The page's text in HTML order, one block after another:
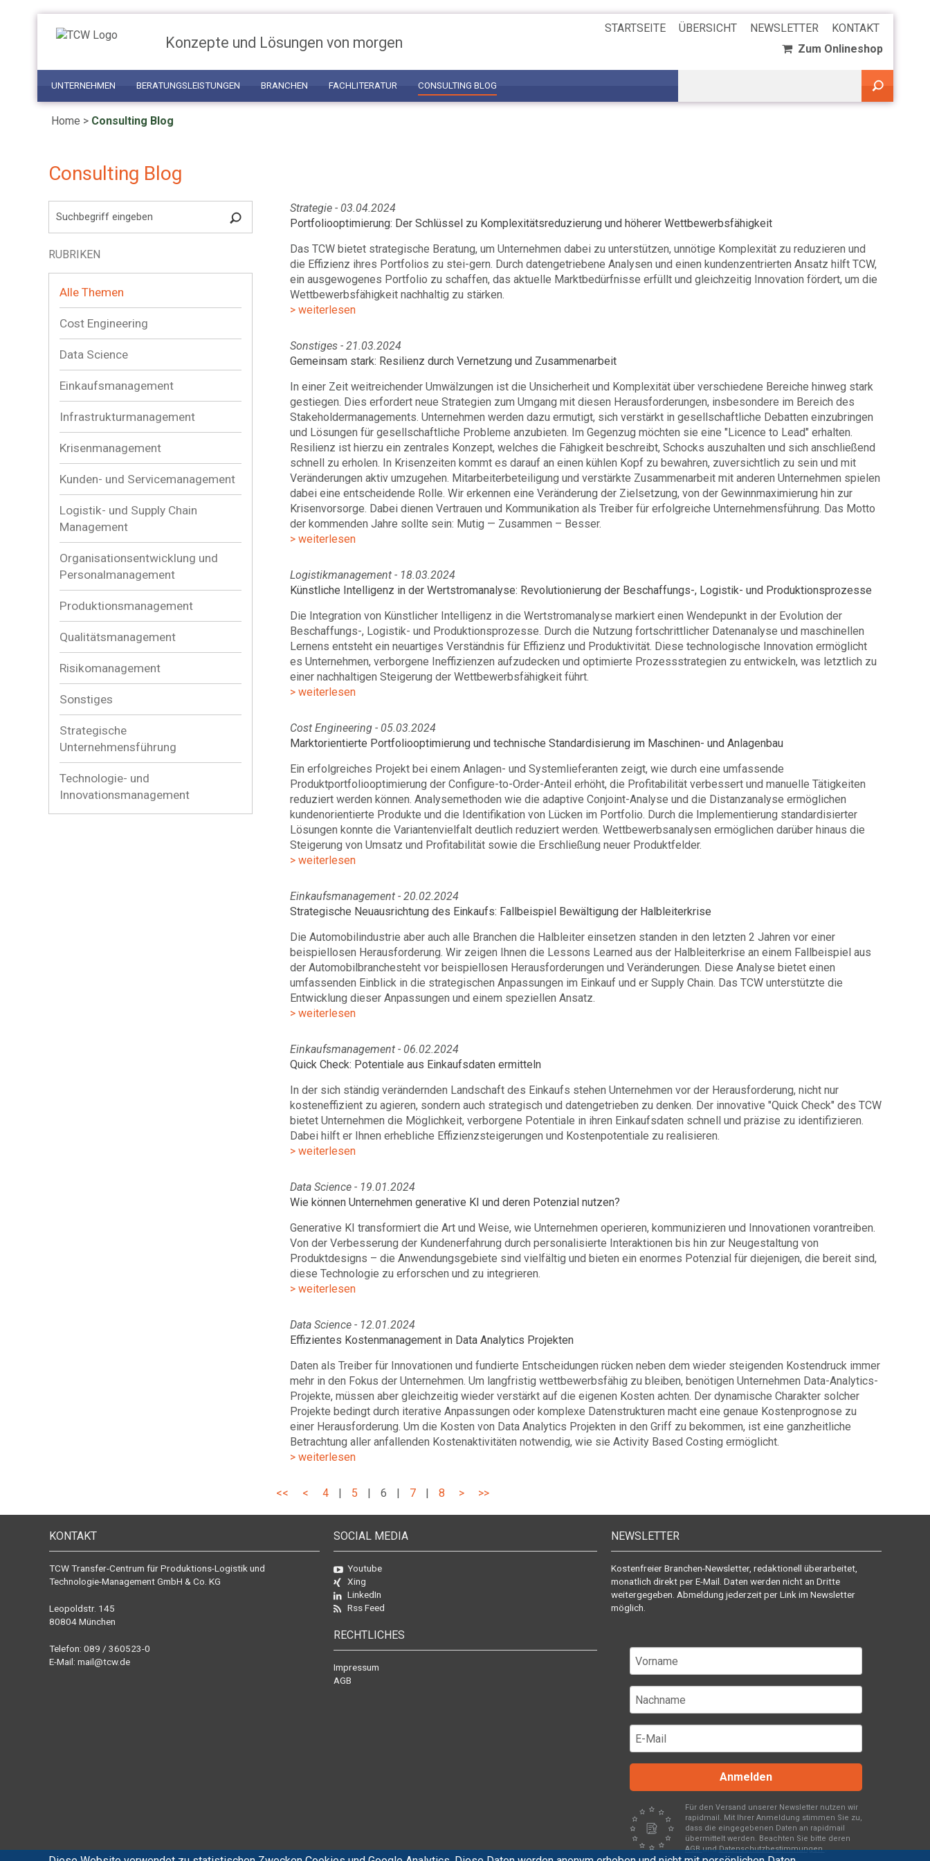
UNTERNEHMEN BERATUNGSLEISTUNGEN BRANCHEN FACHLITERATUR CONSULTING BLOG
Konzepte und Lösungen von morgen
STARTSEITE ÜBERSICHT NEWSLETTER
KONTAKT
Zum Onlineshop
Home > Consulting Blog
Consulting Blog
RUBRIKEN
Alle Themen
Cost Engineering
Data Science
Einkaufsmanagement
Infrastrukturmanagement
Krisenmanagement
Kunden- und Servicemanagement
Logistik- und Supply Chain
Management
Organisationsentwicklung und
Personalmanagement
Produktionsmanagement
Qualitätsmanagement
Risikomanagement
Sonstiges
Strategische
Unternehmensführung
Technologie- und
Innovationsmanagement
Strategie - 03.04.2024
Portfoliooptimierung: Der Schlüssel zu Komplexitätsreduzierung und höherer Wettbewerbsfähigkeit
Das TCW bietet strategische Beratung, um Unternehmen dabei zu unterstützen, unnötige Komplexität zu reduzieren und
die Effizienz ihres Portfolios zu stei-gern. Durch datengetriebene Analysen und einen kundenzentrierten Ansatz hilft TCW,
ein ausgewogenes Portfolio zu schaffen, das aktuelle Marktbedürfnisse erfüllt und gleichzeitig Innovation fördert, um die
Wettbewerbsfähigkeit nachhaltig zu stärken.
> weiterlesen
Sonstiges - 21.03.2024
Gemeinsam stark: Resilienz durch Vernetzung und Zusammenarbeit
In einer Zeit weitreichender Umwälzungen ist die Unsicherheit und Komplexität über verschiedene Bereiche hinweg stark
gestiegen. Dies erfordert neue Strategien zum Umgang mit diesen Herausforderungen, insbesondere im Bereich des
Stakeholdermanagements. Unternehmen werden dazu ermutigt, sich verstärkt in gesellschaftliche Debatten einzubringen
und Lösungen für gesellschaftliche Probleme anzubieten. Im Gegenzug möchten sie eine "Licence to Lead" erhalten.
Resilienz ist hierzu ein zentrales Konzept, welches die Fähigkeit beschreibt, Schocks auszuhalten und sich anschließend
schnell zu erholen. In Krisenzeiten kommt es darauf an einen kühlen Kopf zu bewahren, zuversichtlich zu sein und mit
Veränderungen aktiv umzugehen. Mitarbeiterbeteiligung und verstärkte Zusammenarbeit mit anderen Unternehmen spielen
dabei eine entscheidende Rolle. Wir erkennen eine Veränderung der Zielsetzung, von der Gewinnmaximierung hin zur
Krisenvorsorge. Dabei dienen Vertrauen und Kommunikation als Treiber für erfolgreiche Unternehmensführung. Das Motto
der kommenden Jahre sollte sein: Mutig — Zusammen – Besser.
> weiterlesen
Logistikmanagement - 18.03.2024
Künstliche Intelligenz in der Wertstromanalyse: Revolutionierung der Beschaffungs-, Logistik- und Produktionsprozesse
Die Integration von Künstlicher Intelligenz in die Wertstromanalyse markiert einen Wendepunkt in der Evolution der
Beschaffungs-, Logistik- und Produktionsprozesse. Durch die Nutzung fortschrittlicher Datenanalyse und maschinellen
Lernens entsteht ein neuartiges Verständnis für Effizienz und Produktivität. Diese technologische Innovation ermöglicht
es Unternehmen, verborgene Ineffizienzen aufzudecken und optimierte Prozessstrategien zu entwickeln, was letztlich zu
einer nachhaltigen Steigerung der Wettbewerbsfähigkeit führt.
> weiterlesen
Cost Engineering - 05.03.2024
Marktorientierte Portfoliooptimierung und technische Standardisierung im Maschinen- und Anlagenbau
Ein erfolgreiches Projekt bei einem Anlagen- und Systemlieferanten zeigt, wie durch eine umfassende
Produktportfoliooptimierung der Configure-to-Order-Anteil erhöht, die Profitabilität verbessert und manuelle Tätigkeiten
reduziert werden können. Analysemethoden wie die adaptive Conjoint-Analyse und die Distanzanalyse ermöglichen
kundenorientierte Produkte und die Identifikation von Lücken im Portfolio. Durch die Implementierung standardisierter
Lösungen konnte die Variantenvielfalt deutlich reduziert werden. Wettbewerbsanalysen ermöglichen darüber hinaus die
Steigerung von Umsatz und Profitabilität sowie die Erschließung neuer Produktfelder.
> weiterlesen
Einkaufsmanagement - 20.02.2024
Strategische Neuausrichtung des Einkaufs: Fallbeispiel Bewältigung der Halbleiterkrise
Die Automobilindustrie aber auch alle Branchen die Halbleiter einsetzen standen in den letzten 2 Jahren vor einer
beispiellosen Herausforderung. Wir zeigen Ihnen die Lessons Learned aus der Halbleiterkrise an einem Fallbeispiel aus
der Automobilbranchesteht vor beispiellosen Herausforderungen und Veränderungen. Diese Analyse bietet einen
umfassenden Einblick in die strategischen Anpassungen im Einkauf und er Supply Chain. Das TCW unterstützte die
Entwicklung dieser Anpassungen und einem speziellen Ansatz.
> weiterlesen
Einkaufsmanagement - 06.02.2024
Quick Check: Potentiale aus Einkaufsdaten ermitteln
In der sich ständig verändernden Landschaft des Einkaufs stehen Unternehmen vor der Herausforderung, nicht nur
kosteneffizient zu agieren, sondern auch strategisch und datengetrieben zu denken. Der innovative "Quick Check" des TCW
bietet Unternehmen die Möglichkeit, verborgene Potentiale in ihren Einkaufsdaten schnell und präzise zu identifizieren.
Dabei hilft er Ihnen erhebliche Effizienzsteigerungen und Kostenpotentiale zu realisieren.
> weiterlesen
Data Science - 19.01.2024
Wie können Unternehmen generative KI und deren Potenzial nutzen?
Generative KI transformiert die Art und Weise, wie Unternehmen operieren, kommunizieren und Innovationen vorantreiben.
Von der Verbesserung der Kundenerfahrung durch personalisierte Interaktionen bis hin zur Neugestaltung von
Produktdesigns – die Anwendungsgebiete sind vielfältig und bieten ein enormes Potenzial für diejenigen, die bereit sind,
diese Technologie zu erforschen und zu integrieren.
> weiterlesen
Data Science - 12.01.2024
Effizientes Kostenmanagement in Data Analytics Projekten
Daten als Treiber für Innovationen und fundierte Entscheidungen rücken neben dem wieder steigenden Kostendruck immer
mehr in den Fokus der Unternehmen. Um langfristig wettbewerbsfähig zu bleiben, benötigen Unternehmen Data-Analytics-
Projekte, müssen aber gleichzeitig wieder verstärkt auf die eigenen Kosten achten. Der dynamische Charakter solcher
Projekte bedingt durch iterative Anpassungen oder komplexe Datenstrukturen macht eine genaue Kostenprognose zu
einer Herausforderung. Um die Kosten von Data Analytics Projekten in den Griff zu bekommen, ist eine ganzheitliche
Betrachtung aller anfallenden Kostenaktivitäten notwendig, wie sie Activity Based Costing ermöglicht.
> weiterlesen
<< < 4 | 5 | 6 | 7 | 8 > >>
KONTAKT
TCW Transfer-Centrum für Produktions-Logistik und
Technologie-Management GmbH & Co. KG
Leopoldstr. 145
80804 München
Telefon: 089 / 360523-0
E-Mail: mail@tcw.de
SOCIAL MEDIA
Youtube
Xing
LinkedIn
Rss Feed
RECHTLICHES
Impressum
AGB
NEWSLETTER
Kostenfreier Branchen-Newsletter, redaktionell überarbeitet,
monatlich direkt per E-Mail. Daten werden nicht an Dritte
weitergegeben. Abmeldung jederzeit per Link im Newsletter
möglich.
Anmelden
Für den Versand unserer Newsletter nutzen wir
rapidmail. Mit Ihrer Anmeldung stimmen Sie zu,
dass die eingegebenen Daten an rapidmail
übermittelt werden. Beachten Sie bitte deren
AGBundDatenschutzbestimmungen.